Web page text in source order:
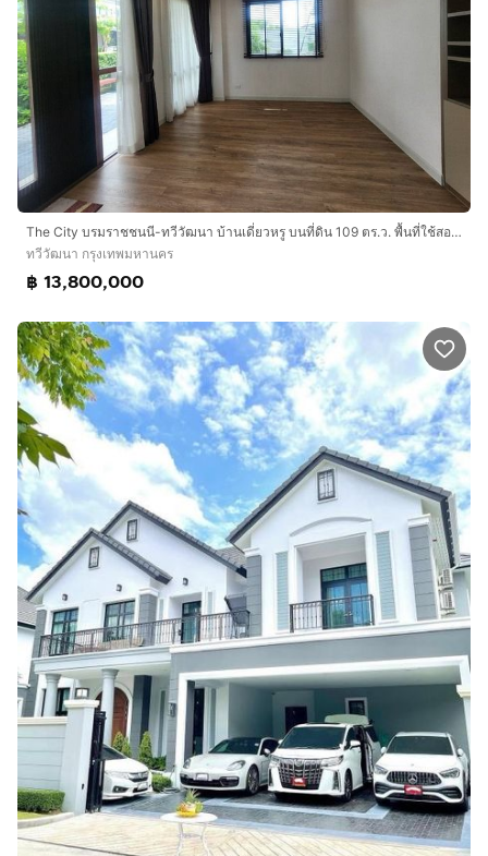
The City บรมราชชนนี-ทวีวัฒนา บ้านเดี่ยวหรู บนที่ดิน 109 ตร.ว. พื้นที่ใช้สอยกว่า 300 ตารางเมตร
ทวีวัฒนา กรุงเทพมหานคร
฿ 13,800,000